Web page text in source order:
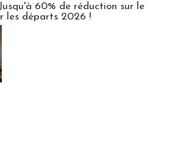
60% de réduction sur le
les départs 2026 !